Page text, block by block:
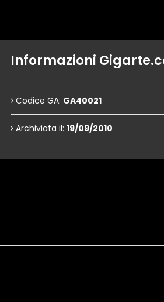
Informazioni
Codice GA: GA40021
Archiviata il: 19/09/2010